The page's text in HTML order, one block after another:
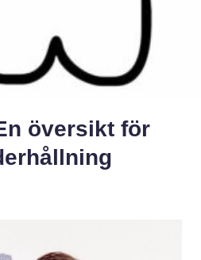
översikt för